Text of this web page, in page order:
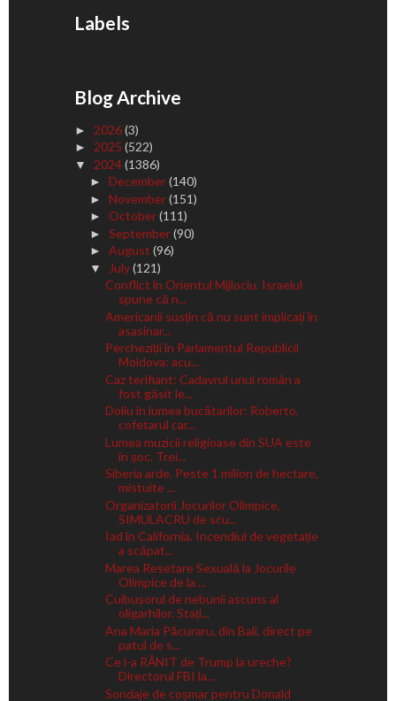
Labels
Blog Archive
► 2026(3)
► 2025 (522)
▼ 2024(1386)
► December(140)
► November(151)
► October(111)
► September(90)
► August (96)
▼ July(121)
Conflict în Orientul Mijlociu. Israelul
spune că n...
Americanii susțin că nu sunt implicați în
asasinar...
Percheziții în Parlamentul Republicii
Moldova: acu...
Caz terifiant: Cadavrul unui român a
fost găsit le...
Doliu în lumea bucătarilor: Roberto,
cofetarul car...
Lumea muzicii religioase din SUA este
în șoc. Trei...
Siberia arde. Peste 1 milion de hectare,
mistuite ...
Organizatorii Jocurilor Olimpice,
SIMULACRU de scu...
Iad în California. Incendiul de vegetație
a scăpat...
Marea Resetare Sexuală la Jocurile
Olimpice de la ...
Cuibușorul de nebunii ascuns al
oligarhilor. Stați...
Ana Maria Păcuraru, din Bali, direct pe
patul de s...
Ce l-a RĂNIT de Trump la ureche?
Directorul FBI la...
Sondaje de coșmar pentru Donald